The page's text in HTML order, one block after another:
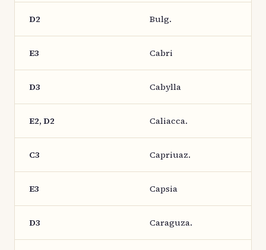
D2 Bulg.
E3 Cabri
D3 Cabylla
E2, D2 Caliacca.
C3 Capriuaz.
E3 Capsia
D3 Caraguza.